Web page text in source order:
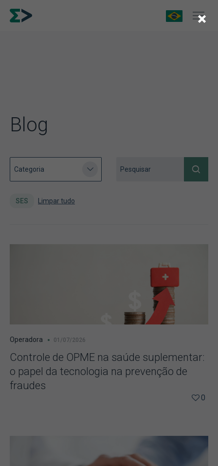
Blog
SES Limpar tudo
Operadora 01/07/2026
Controle de OPME na saúde suplementar:
o papel da tecnologia na prevenção de
fraudes
0
×